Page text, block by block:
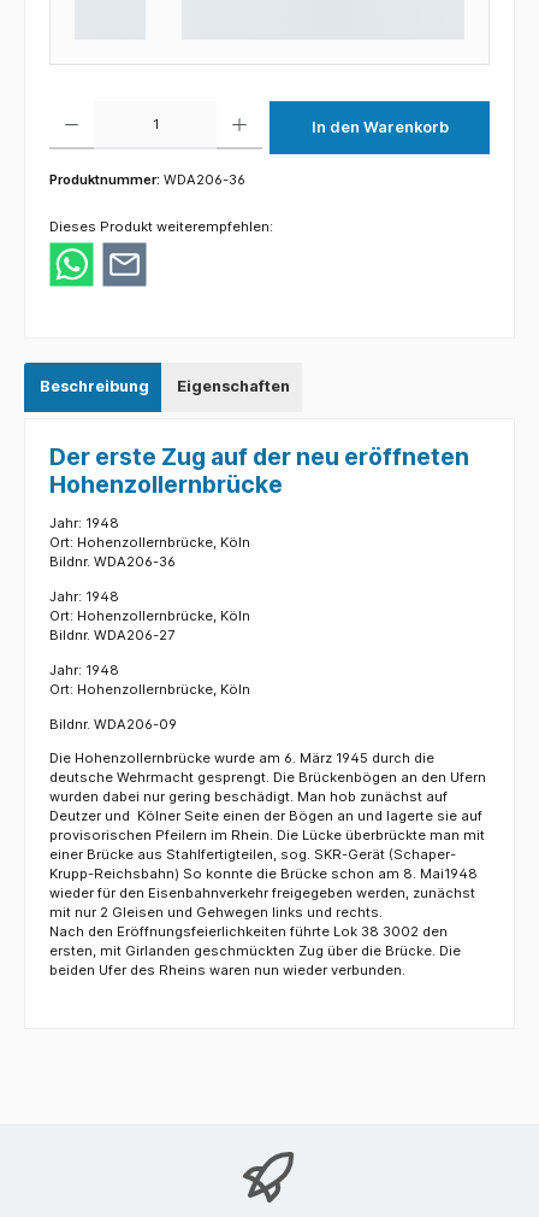
In den Warenkorb
Produktnummer: WDA206-36
Dieses Produkt weiterempfehlen:
Beschreibung Eigenschaften
Der erste Zug auf der neu eröffneten
Hohenzollernbrücke
Jahr: 1948
Ort: Hohenzollernbrücke, Köln
Bildnr. WDA206-36
Jahr: 1948
Ort: Hohenzollernbrücke, Köln
Bildnr. WDA206-27
Jahr: 1948
Ort: Hohenzollernbrücke, Köln
Bildnr. WDA206-09
Die Hohenzollernbrücke wurde am 6. März 1945 durch die
deutsche Wehrmacht gesprengt. Die Brückenbögen an den Ufern
wurden dabei nur gering beschädigt. Man hob zunächst auf
Deutzer und Kölner Seite einen der Bögen an und lagerte sie auf
provisorischen Pfeilern im Rhein. Die Lücke überbrückte man mit
einer Brücke aus Stahlfertigteilen, sog. SKR-Gerät (Schaper-
Krupp-Reichsbahn) So konnte die Brücke schon am 8. Mai1948
wieder für den Eisenbahnverkehr freigegeben werden, zunächst
mit nur 2 Gleisen und Gehwegen links und rechts.
Nach den Eröffnungsfeierlichkeiten führte Lok 38 3002 den
ersten, mit Girlanden geschmückten Zug über die Brücke. Die
beiden Ufer des Rheins waren nun wieder verbunden.